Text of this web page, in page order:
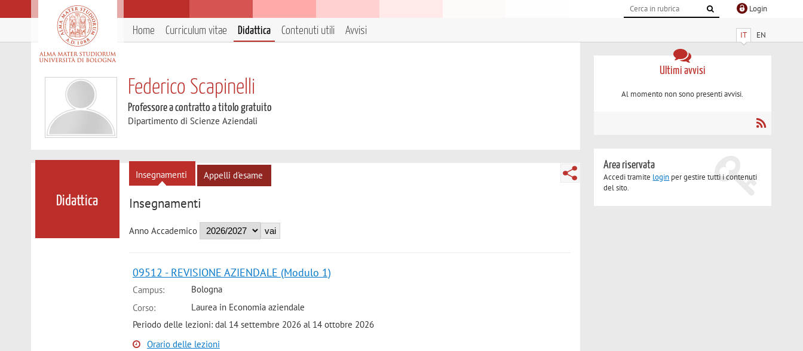
Login
IT EN
Home Curriculum vitae Didattica Contenuti utili Avvisi
Federico Scapinelli
Professore a contratto a titolo gratuito
Dipartimento di Scienze Aziendali
Didattica
Insegnamenti Appelli d'esame
Insegnamenti
Anno Accademico
09512 - REVISIONE AZIENDALE (Modulo 1)
Campus:
Bologna
Corso:
Laurea in Economia aziendale
Periodo delle lezioni: dal 14 settembre 2026 al 14 ottobre 2026
Orario delle lezioni
Ultimi avvisi
Al momento non sono presenti avvisi.
Area riservata
Accedi tramite login per gestire tutti i contenuti
del sito.